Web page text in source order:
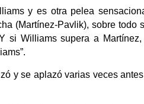
y es otra pelea
(Martínez-Pavlik), sobre todo
si Williams supera a
y se aplazó varias veces